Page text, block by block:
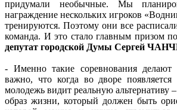
придумали необычные. Мы
награждение нескольких игроков
тренируются. Поэтому они все
команда. И это стало главным призом
депутат городской Думы Сергей
- Именно такие соревнования
важно, что когда во дворе появляется
молодежь видит реальную альтернативу
образ жизни, который должен быть